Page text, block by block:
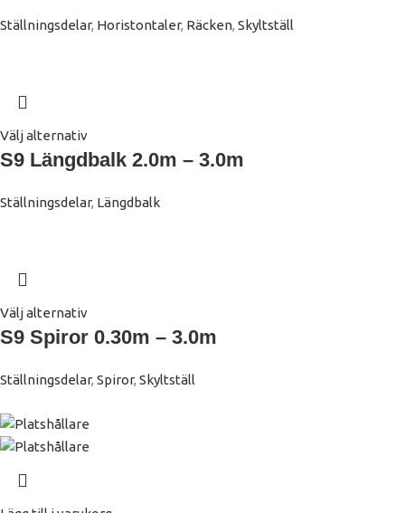
Ställningsdelar, Horistontaler, Räcken, Skyltställ
Välj alternativ
S9 Längdbalk 2.0m – 3.0m
Ställningsdelar, Längdbalk
Välj alternativ
S9 Spiror 0.30m – 3.0m
Ställningsdelar, Spiror, Skyltställ